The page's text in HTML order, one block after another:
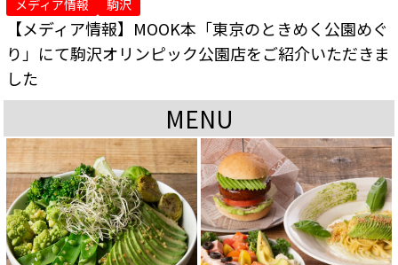
メディア情報 駒沢
【メディア情報】MOOK本「東京のときめく公園めぐ
り」にて駒沢オリンピック公園店をご紹介いただきま
した
MENU